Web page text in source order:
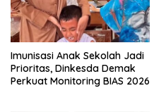
Imunisasi Anak Sekolah Jadi
Prioritas, Dinkesda Demak
Perkuat Monitoring BIAS 2026